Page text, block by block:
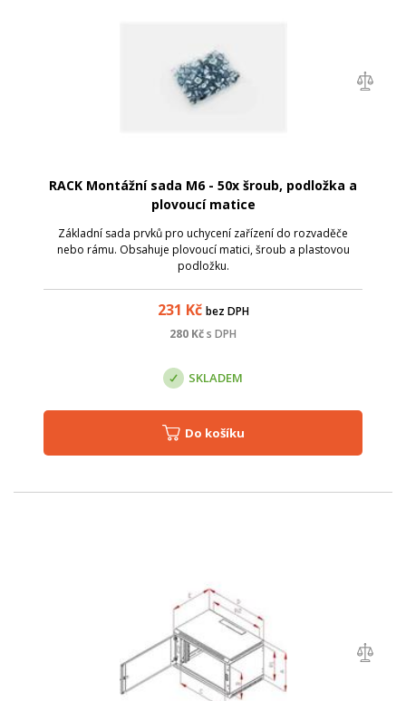
RACK Montážní sada M6 - 50x šroub, podložka a
plovoucí matice
Základní sada prvků pro uchycení zařízení do rozvaděče
nebo rámu. Obsahuje plovoucí matici, šroub a plastovou
podložku.
231 Kč bez DPH
280 Kčs DPH
SKLADEM
Do košíku